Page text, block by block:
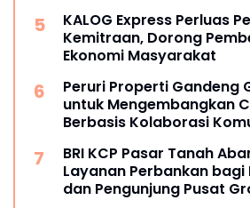
KALOG Express Perluas
Kemitraan, Dorong
Ekonomi Masyarakat
Peruri Properti Gandeng
untuk Mengembangkan
Berbasis Kolaborasi
BRI KCP Pasar Tanah
Layanan Perbankan bagi
dan Pengunjung Pusat